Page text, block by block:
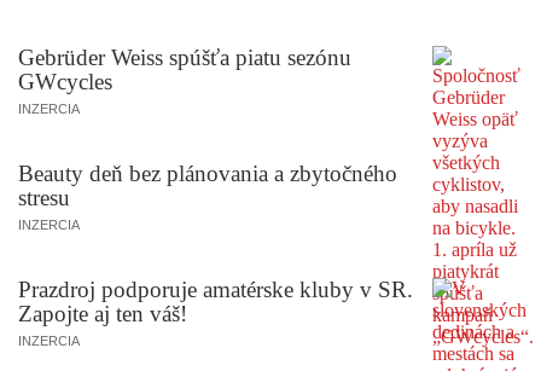
Gebrüder Weiss spúšťa piatu sezónu
GWcycles
INZERCIA
Beauty deň bez plánovania a zbytočného
stresu
INZERCIA
Prazdroj podporuje amatérske kluby v SR.
Zapojte aj ten váš!
INZERCIA